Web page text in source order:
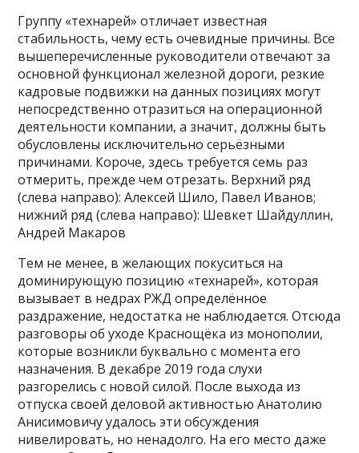
Группу «технарей» отличает известная
стабильность, чему есть очевидные причины. Все
вышеперечисленные руководители отвечают за
основной функционал железной дороги, резкие
кадровые подвижки на данных позициях могут
непосредственно отразиться на операционной
деятельности компании, а значит, должны быть
обусловлены исключительно серьёзными
причинами. Короче, здесь требуется семь раз
отмерить, прежде чем отрезать. Верхний ряд
(слева направо): Алексей Шило, Павел Иванов;
нижний ряд (слева направо): Шевкет Шайдуллин,
Андрей Макаров
Тем не менее, в желающих покуситься на
доминирующую позицию «технарей», которая
вызывает в недрах РЖД определённое
раздражение, недостатка не наблюдается. Отсюда
разговоры об уходе Краснощёка из монополии,
которые возникли буквально с момента его
назначения. В декабре 2019 года слухи
разгорелись с новой силой. После выхода из
отпуска своей деловой активностью Анатолию
Анисимовичу удалось эти обсуждения
нивелировать, но ненадолго. На его место даже